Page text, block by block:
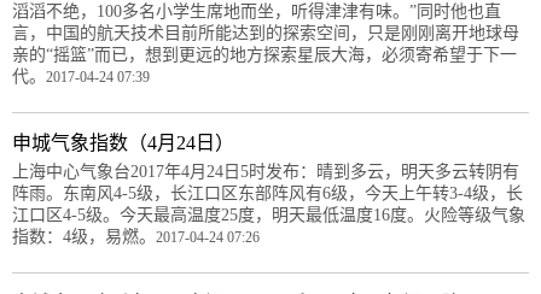
滔滔不绝，100多名小学生席地而坐，听得津津有味。”同时他也直
言，中国的航天技术目前所能达到的探索空间，只是刚刚离开地球母
亲的“摇篮”而已，想到更远的地方探索星辰大海，必须寄希望于下一
代。 2017-04-24 07:39
申城气象指数（4月24日）
上海中心气象台2017年4月24日5时发布：晴到多云，明天多云转阴有
阵雨。东南风4-5级，长江口区东部阵风有6级，今天上午转3-4级，长
江口区4-5级。今天最高温度25度，明天最低温度16度。火险等级气象
指数：4级，易燃。 2017-04-24 07:26